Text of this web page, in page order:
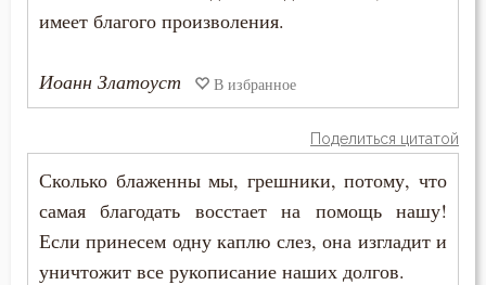
Псалтирь
имеет благого произволения.
Иоанн Златоуст В избранное
Поделиться цитатой
Сколько блаженны мы, грешники, потому, что
самая благодать восстает на помощь нашу!
Если принесем одну каплю слез, она изгладит и
уничтожит все рукописание наших долгов.